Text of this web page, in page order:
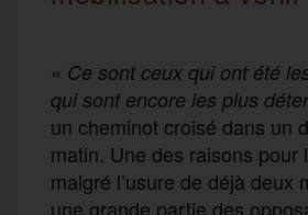
« Ce sont ceux qui ont été
qui sont encore les plus
un cheminot croisé dans un
matin. Une des raisons pour
malgré l’usure de déjà deux
une grande partie des